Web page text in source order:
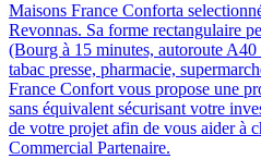
Maisons France Conforta
Revonnas. Sa forme rectangulaire
(Bourg à 15 minutes, autoroute
tabac presse, pharmacie,
France Confort vous propose une
sans équivalent sécurisant votre
de votre projet afin de vous aider à
Commercial Partenaire.